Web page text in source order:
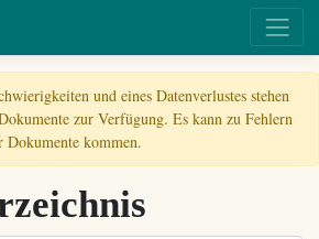
und eines Datenverlustes stehen
zur Verfügung. Es kann zu Fehlern
kommen.